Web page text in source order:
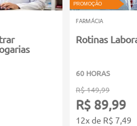
PROMOÇÃO
FARMÁCIA
Rotinas
60 HORAS
R$ 149,99
R$ 89,99
12x de R$ 7,49